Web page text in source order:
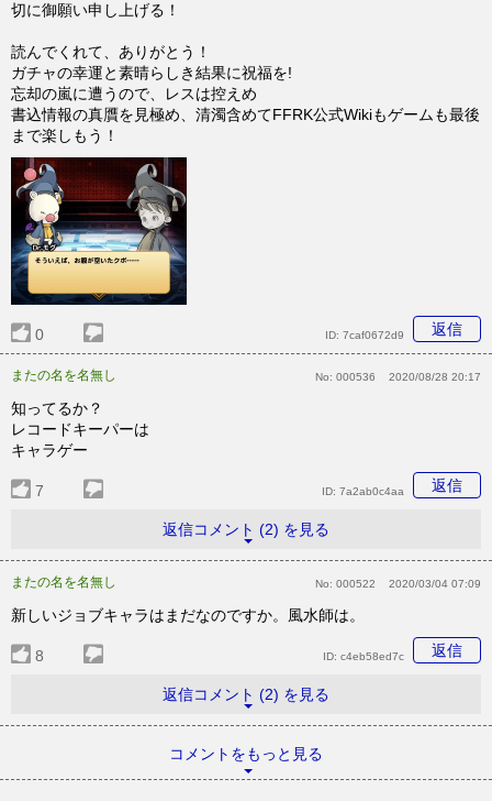
切に御願い申し上げる！
読んでくれて、ありがとう！
ガチャの幸運と素晴らしき結果に祝福を!
忘却の嵐に遭うので、レスは控えめ
書込情報の真贋を見極め、清濁含めてFFRK公式Wikiもゲームも最後
まで楽しもう！
0 返信
ID: 7caf0672d9
またの名を名無し No: 000536 2020/08/28 20:17
知ってるか？
レコードキーパーは
キャラゲー
7 返信
ID: 7a2ab0c4aa
返信コメント (2) を見る
またの名を名無し No: 000522 2020/03/04 07:09
新しいジョブキャラはまだなのですか。風水師は。
8 返信
ID: c4eb58ed7c
返信コメント (2) を見る
コメントをもっと見る